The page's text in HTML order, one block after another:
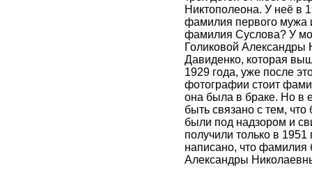
Никтополеона. У неё в
фамилия первого мужа
фамилия Суслова? У
Голиковой Александры
Давиденко, которая
1929 года, уже после
фотографии стоит
она была в браке. Но в
быть связано с тем,
были под надзором и
получили только в 1951
написано, что фамилия
Александры